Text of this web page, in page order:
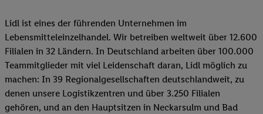
Lidl ist eines der führenden Unternehmen im
Lebensmitteleinzelhandel. Wir betreiben weltweit über 12.600
Filialen in 32 Ländern. In Deutschland arbeiten über 100.000
Teammitglieder mit viel Leidenschaft daran, Lidl möglich zu
machen: In 39 Regionalgesellschaften deutschlandweit, zu
denen unsere Logistikzentren und über 3.250 Filialen
gehören, und an den Hauptsitzen in Neckarsulm und Bad